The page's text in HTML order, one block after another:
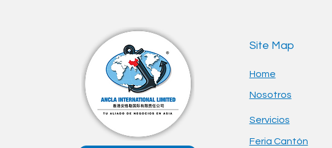
Site Map
Home
Nosotros
Servicios
Feria Cantón